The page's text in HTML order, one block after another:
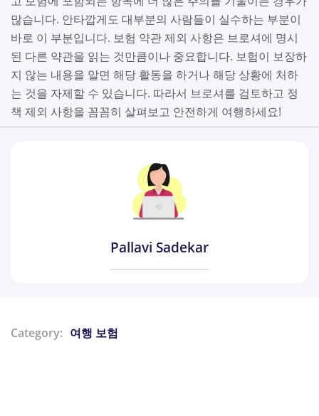
많습니다. 안타깝게도 대부분의 사람들이 실수하는 부분이
바로 이 부분입니다. 보험 약관 제외 사항은 브로셔에 명시
된 다른 약관을 읽는 것만큼이나 중요합니다. 보험이 보장하
지 않는 내용을 알면 해당 활동을 하거나 해당 상황에 처하
는 것을 자제할 수 있습니다. 따라서 브로셔를 검토하고 정
책 제외 사항을 꼼꼼히 살펴보고 안전하게 여행하세요!
Pallavi Sadekar
Category: 여행 보험